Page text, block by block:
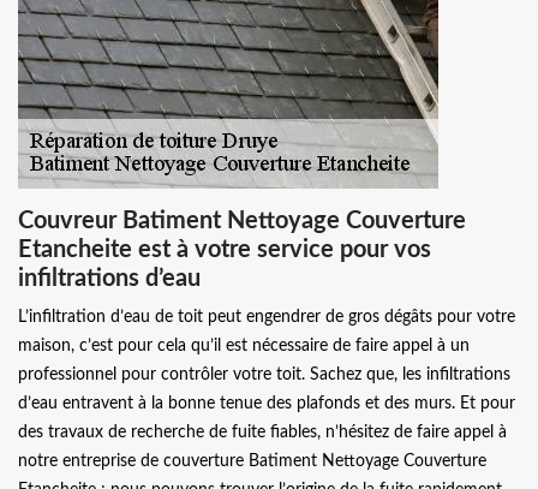
Couvreur Batiment Nettoyage Couverture
Etancheite est à votre service pour vos
infiltrations d’eau
L’infiltration d’eau de toit peut engendrer de gros dégâts pour votre
maison, c’est pour cela qu’il est nécessaire de faire appel à un
professionnel pour contrôler votre toit. Sachez que, les infiltrations
d’eau entravent à la bonne tenue des plafonds et des murs. Et pour
des travaux de recherche de fuite fiables, n’hésitez de faire appel à
notre entreprise de couverture Batiment Nettoyage Couverture